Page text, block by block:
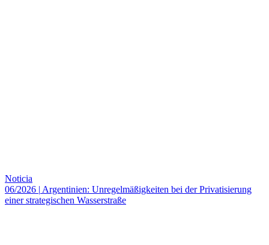
Noticia
06/2026 | Argentinien: Unregelmäßigkeiten bei der Privatisierung
einer strategischen Wasserstraße